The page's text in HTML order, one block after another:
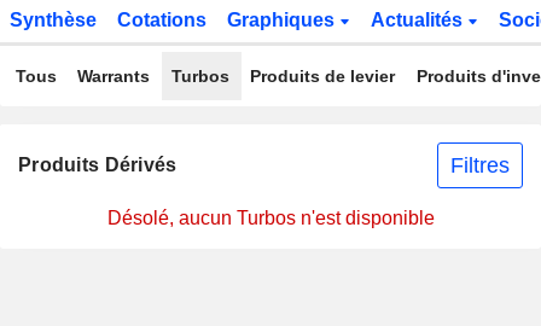
Synthèse Cotations Graphiques Actualités
Tous Warrants Turbos Produits de levier Produits
Produits Dérivés Filtres
Désolé, aucun Turbos n'est disponible